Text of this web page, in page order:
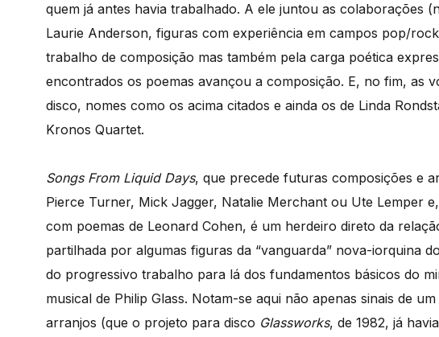
quem já antes havia trabalhado. A ele juntou as colaborações
Laurie Anderson, figuras com experiência em campos pop/
trabalho de composição mas também pela carga poética
encontrados os poemas avançou a composição. E, no fim, as
disco, nomes como os acima citados e ainda os de Linda
Kronos Quartet.
Songs From Liquid Days, que precede futuras composições e
Pierce Turner, Mick Jagger, Natalie Merchant ou Ute Lemper
com poemas de Leonard Cohen, é um herdeiro direto da
partilhada por algumas figuras da “vanguarda” nova-iorquina
do progressivo trabalho para lá dos fundamentos básicos do
musical de Philip Glass. Notam-se aqui não apenas sinais de
arranjos (que o projeto para disco Glassworks, de 1982, já